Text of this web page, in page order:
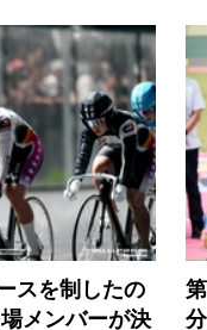
スを制したの
メンバーが決